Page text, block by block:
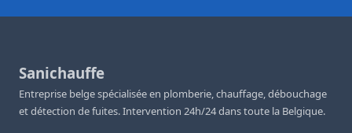
Sanichauffe
Entreprise belge spécialisée en plomberie, chauffage, débouchage
et détection de fuites. Intervention 24h/24 dans toute la Belgique.